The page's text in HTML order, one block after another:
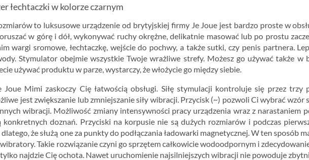
łechtaczki w kolorze czarnym
to luksusowe urządzenie od brytyjskiej firmy Je Joue jest bardzo proste w
w górę i dół, wykonywać ruchy okrężne, delikatnie masować lub po prostu
wargi sromowe, łechtaczkę, wejście do pochwy, a także sutki, czy penis partnera.
Stymulator obejmie wszystkie Twoje wrażliwe strefy. Możesz go używać także
używać produktu w parze, wystarczy, że włożycie go między siebie.
Joue Mimi zaskoczy Cię łatwością obsługi. Siłę stymulacji kontroluje się przez
jest zwiększanie lub zmniejszanie siły wibracji. Przycisk (~) pozwoli Ci wybrać
wibracji. Możliwość zmiany intensywności pracy urządzenia wraz z narastaniem
doznań. Przyciski na korpusie nie są dużych rozmiarów i podczas
dlatego, że służą one za punkty do podłączania ładowarki magnetycznej. W ten sposób
Takie rozwiązanie czyni go sprzętem całkowicie wodoodpornym i
najdzie Cię ochota. Nawet uruchomienie najsilniejszych wibracji nie powoduje